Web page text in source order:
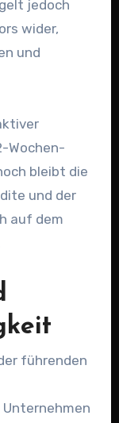
jedoch
wider,
und
Wochen-
bleibt die
und der
auf dem
führenden